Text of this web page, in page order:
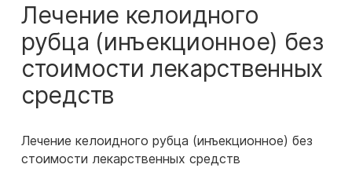
Лечение келоидного
рубца (инъекционное) без
стоимости лекарственных
средств
Лечение келоидного рубца (инъекционное) без
стоимости лекарственных средств